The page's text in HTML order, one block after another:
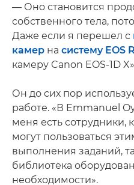
— Оно становится
собственного тела,
Даже если я перешел с
камер на систему EOS
камеру Canon EOS-1D
Он до сих пор
работе. «В Emmanuel
меня есть сотрудники,
могут пользоваться
выполнения заданий,
библиотека
необходимости».